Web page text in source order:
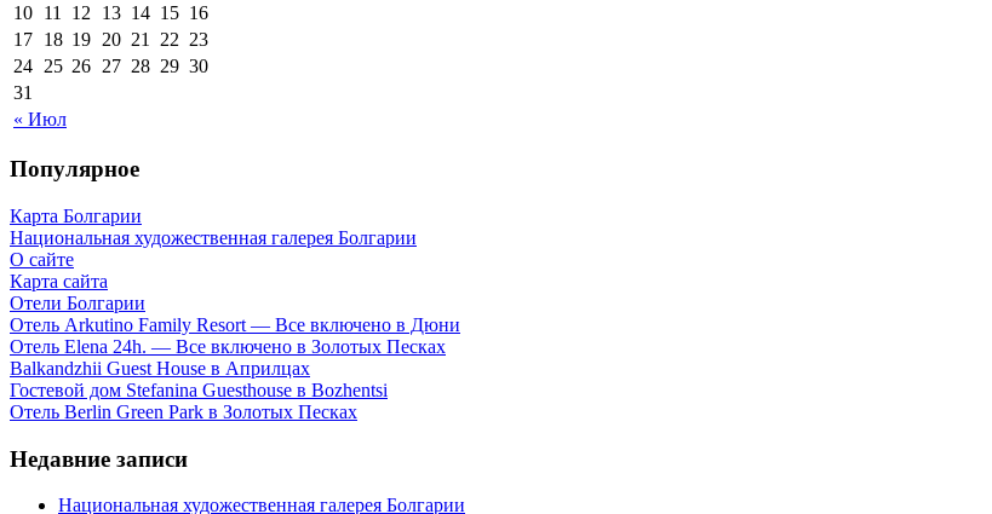
« Июл
10 11 12 13 14 15 16
17 18 19 20 21 22 23
24 25 26 27 28 29 30
31
Популярное
Карта Болгарии
Национальная художественная галерея Болгарии
О сайте
Карта сайта
Отели Болгарии
Отель Arkutino Family Resort — Все включено в Дюни
Отель Elena 24h. — Все включено в Золотых Песках
Balkandzhii Guest House в Априлцах
Гостевой дом Stefanina Guesthouse в Bozhentsi
Отель Berlin Green Park в Золотых Песках
Недавние записи
Национальная художественная галерея Болгарии